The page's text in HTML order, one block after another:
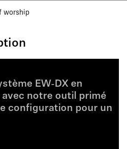
worship
EW‑DX en
notre outil primé
configuration pour un